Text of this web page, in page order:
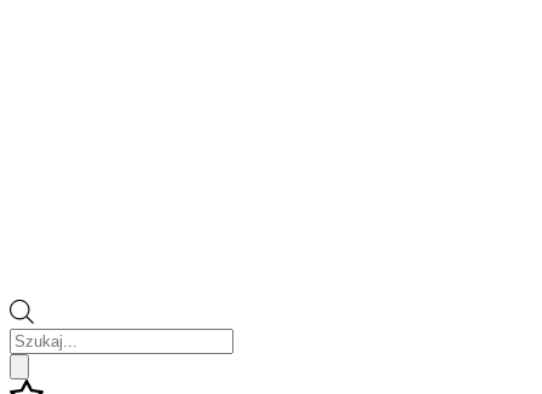
Wyszukiwarka
produktów